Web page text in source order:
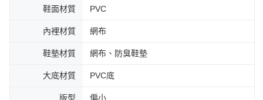
鞋面材質 PVC
內裡材質 網布
鞋墊材質 網布、防臭鞋墊
大底材質 PVC底
版型 偏小